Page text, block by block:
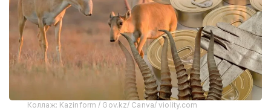
Коллаж: Kazinform / Gov.kz/ Canva/ violity.com